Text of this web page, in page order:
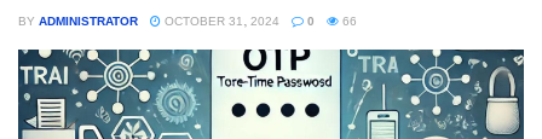
BY ADMINISTRATOR OCTOBER 31, 2024 0 66